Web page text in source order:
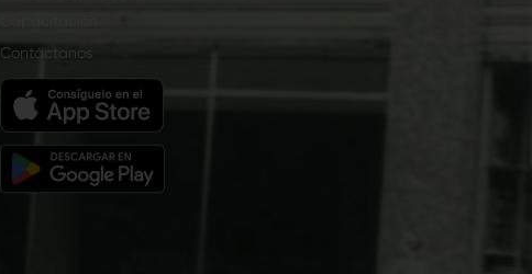
Contáctanos